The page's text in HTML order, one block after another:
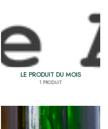
LE PRODUIT DU MOIS
1 PRODUIT